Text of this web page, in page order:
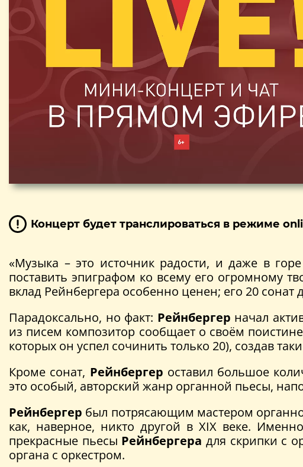
Концерт будет транслироваться в режиме
«Музыка – это источник радости, и даже в
поставить эпиграфом ко всему его огромному
вклад Рейнбергера особенно ценен; его 20
Парадоксально, но факт: Рейнбергер начал
из писем композитор сообщает о своём
которых он успел сочинить только 20), создав
Кроме сонат, Рейнбергер оставил большое
это особый, авторский жанр органной пьесы,
Рейнбергер был потрясающим мастером
как, наверное, никто другой в XIX веке.
прекрасные пьесы Рейнбергера для скрипки с
органа с оркестром.